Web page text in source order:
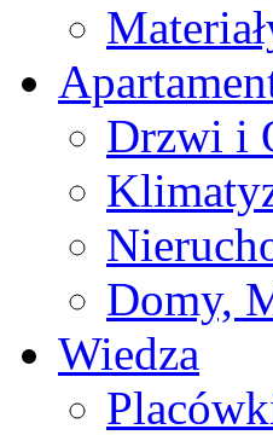
Drzwi i
Domy,
Wiedza